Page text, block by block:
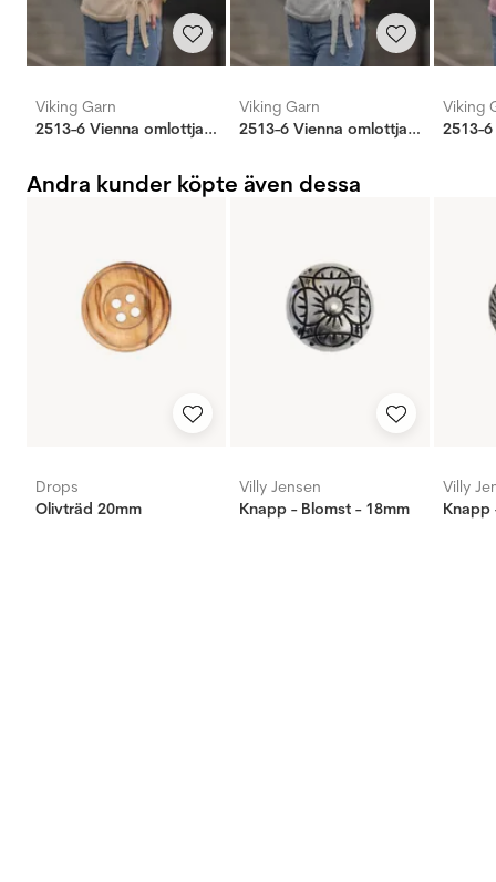
Viking Garn
2513-6 Vienna omlottjacka
Viking Garn
2513-6 Vienna omlottjacka
Viking
Andra kunder köpte även dessa
Drops
Olivträd 20mm
Villy Jensen
Knapp - Blomst - 18mm
Villy